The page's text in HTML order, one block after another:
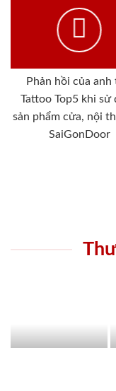
Phản hồi của anh
Tattoo Top5 khi sử
sản phẩm cửa, nội
SaiGonDoor